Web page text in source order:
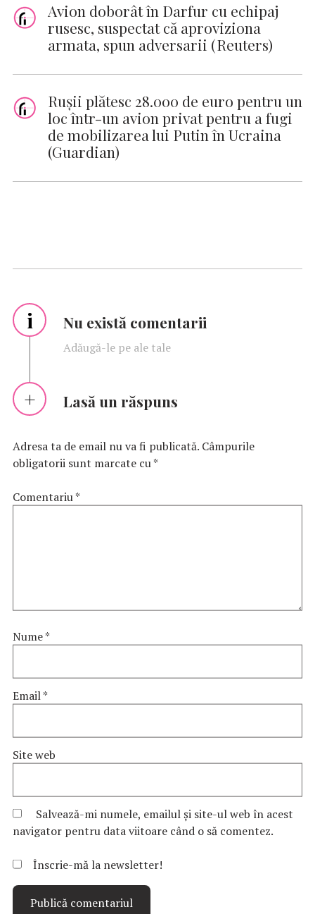
Avion doborât în Darfur cu echipaj
rusesc, suspectat că aproviziona
armata, spun adversarii (Reuters)
Ruşii plătesc 28.000 de euro pentru un
loc într-un avion privat pentru a fugi
de mobilizarea lui Putin în Ucraina
(Guardian)
i Nu există comentarii
Adăugă-le pe ale tale
Lasă un răspuns
Adresa ta de email nu va fi publicată. Câmpurile
obligatorii sunt marcate cu*
Comentariu*
Nume*
Email*
Site web
Salvează-mi numele, emailul și site-ul web în acest
navigator pentru data viitoare când o să comentez.
Înscrie-mă la newsletter!